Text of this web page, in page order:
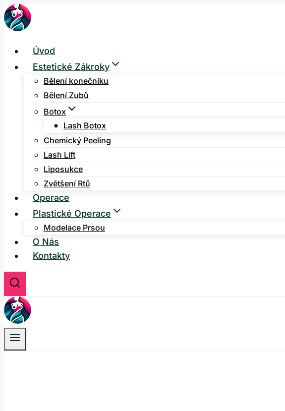
Přeskočit
na
Úvod
Estetické Zákroky
Bělení konečníku
Bělení Zubů
Botox
Lash Botox
Chemický Peeling
Lash Lift
Liposukce
Zvětšení Rtů
Operace
Plastické Operace
Modelace Prsou
O Nás
Kontakty